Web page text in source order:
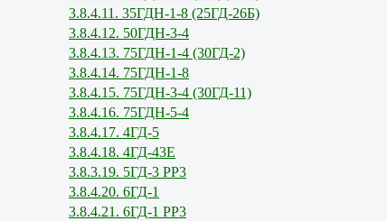
3.8.4.11. 35ГДН-1-8 (25ГД-26Б)
3.8.4.12. 50ГДН-3-4
3.8.4.13. 75ГДН-1-4 (30ГД-2)
3.8.4.14. 75ГДН-1-8
3.8.4.15. 75ГДН-3-4 (30ГД-11)
3.8.4.16. 75ГДН-5-4
3.8.4.17. 4ГД-5
3.8.4.18. 4ГД-43Е
3.8.3.19. 5ГД-3 РР3
3.8.4.20. 6ГД-1
3.8.4.21. 6ГД-1 РР3